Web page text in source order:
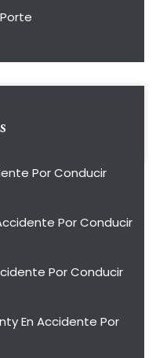
Por Conducir
Por Conducir
Por Conducir
En Accidente Por